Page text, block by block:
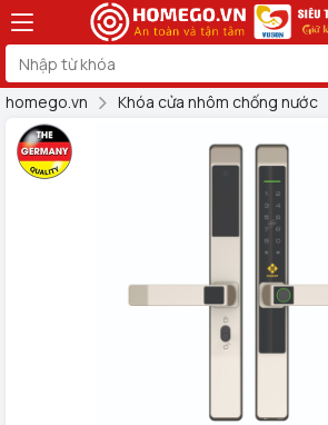
homego.vn Khóa cửa nhôm chống nước